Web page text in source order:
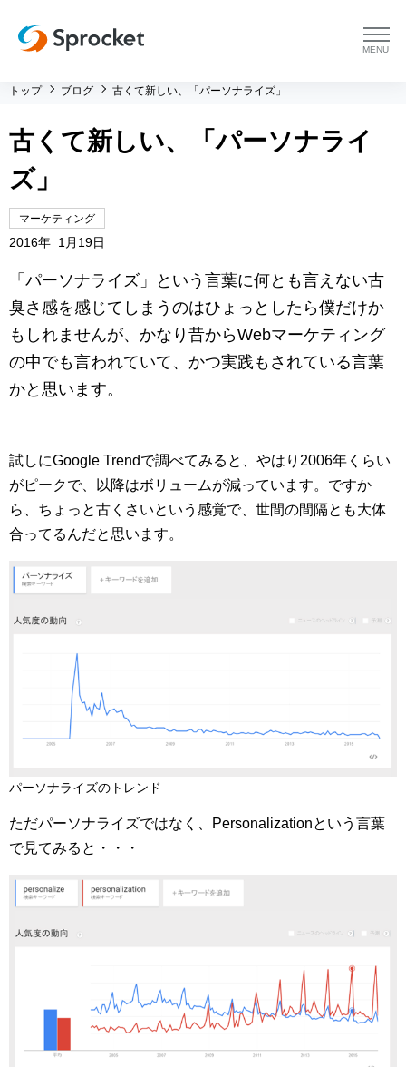
menu
プラットフォーム トップ
コンサルティング
運用支援 トップ
メソッド トップ
会社情報
会社情報 トップ
メンバー紹介
採用情報
沿革
ビジョン・ミッション・バリュー
ロゴマーク
セミナー・イベント
トップ ブログ 古くて新しい、「パーソナライズ」
古くて新しい、「パーソナライ
ズ」
マーケティング
2016年 1月19日
「パーソナライズ」という言葉に何とも言えない古
臭さ感を感じてしまうのはひょっとしたら僕だけか
もしれませんが、かなり昔からWebマーケティング
の中でも言われていて、かつ実践もされている言葉
かと思います。
試しにGoogle Trendで調べてみると、やはり2006年くらい
がピークで、以降はボリュームが減っています。ですか
ら、ちょっと古くさいという感覚で、世間の間隔とも大体
合ってるんだと思います。
パーソナライズのトレンド
ただパーソナライズではなく、Personalizationという言葉
で見てみると・・・